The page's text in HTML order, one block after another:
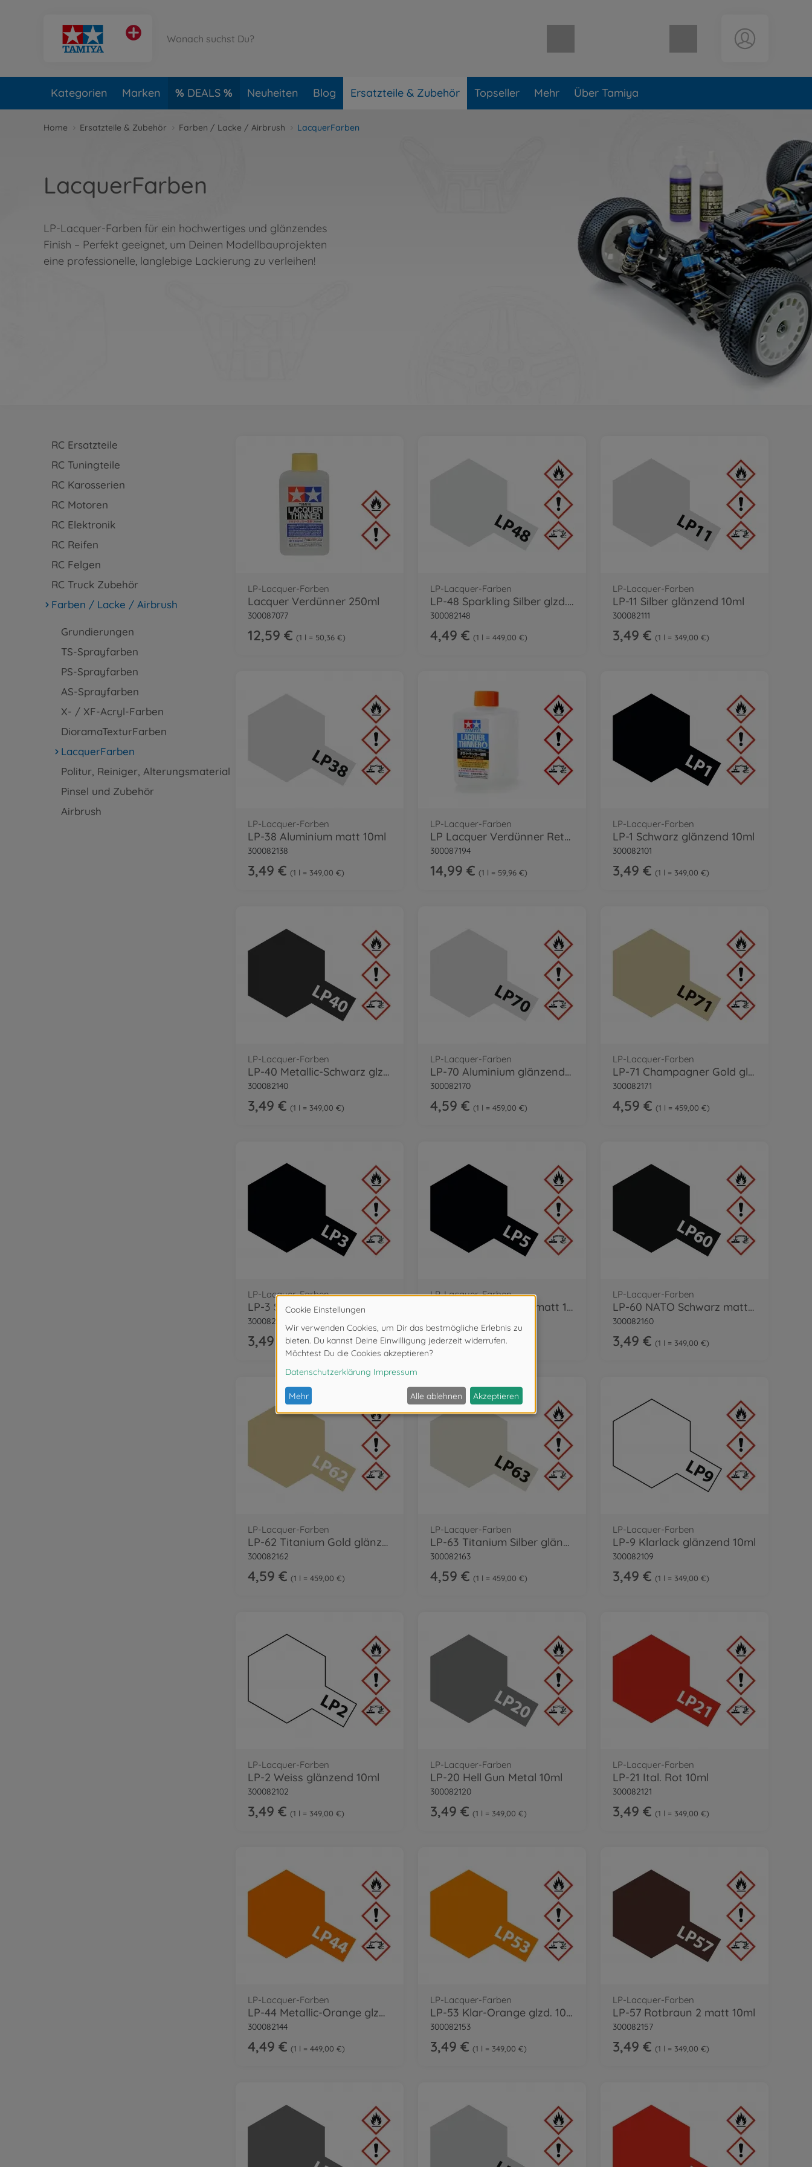
Warenkorb leer
Kategorien Marken DEALS Neuheiten Blog Ersatzteile & Zubehör Topseller Mehr Über Tamiya
Home Ersatzteile & Zubehör Farben / Lacke / Airbrush LacquerFarben
LacquerFarben
LP-Lacquer-Farben für ein hochwertiges und glänzendes
Finish – Perfekt geeignet, um Deinen Modellbauprojekten
eine professionelle, langlebige Lackierung zu verleihen!
RC Ersatzteile
RC Tuningteile
RC Karosserien
RC Motoren
RC Elektronik
RC Reifen
RC Felgen
RC Truck Zubehör
Farben / Lacke / Airbrush
Grundierungen
TS-Sprayfarben
PS-Sprayfarben
AS-Sprayfarben
X- / XF-Acryl-Farben
DioramaTexturFarben
LacquerFarben
Politur, Reiniger, Alterungsmaterial
Pinsel und Zubehör
Airbrush
LP-Lacquer-Farben
Lacquer Verdünner 250ml
300087077
12,59 € 1 l = 50,36 €
LP-Lacquer-Farben
LP-48 Sparkling Silber glzd. 10ml
300082148
4,49 € 1 l = 449,00 €
LP-Lacquer-Farben
LP-11 Silber glänzend 10ml
300082111
3,49 € 1 l = 349,00 €
LP-Lacquer-Farben
LP-38 Aluminium matt 10ml
300082138
3,49 € 1 l = 349,00 €
LP-Lacquer-Farben
LP Lacquer Verdünner Retarder 250ml
300087194
14,99 € 1 l = 59,96 €
LP-Lacquer-Farben
LP-1 Schwarz glänzend 10ml
300082101
3,49 € 1 l = 349,00 €
LP-Lacquer-Farben
LP-40 Metallic-Schwarz glzd. 10ml
300082140
3,49 € 1 l = 349,00 €
LP-Lacquer-Farben
LP-70 Aluminium glänzend 10ml
300082170
4,59 € 1 l = 459,00 €
LP-Lacquer-Farben
LP-71 Champagner Gold glzd. 10ml
300082171
4,59 € 1 l = 459,00 €
LP-Lacquer-Farben
LP-3 Schwarz matt 10ml
300082103
3,49 € 1 l = 349,00 €
LP-Lacquer-Farben
LP-5 Schwarz seidenmatt 10ml
3,49 € 1 l = 349,00 €
LP-Lacquer-Farben
LP-60 NATO Schwarz matt 10ml
300082160
3,49 € 1 l = 349,00 €
LP-Lacquer-Farben
LP-62 Titanium Gold glänzend 10ml
300082162
4,59 € 1 l = 459,00 €
LP-Lacquer-Farben
LP-63 Titanium Silber glänz. 10ml
300082163
4,59 € 1 l = 459,00 €
LP-Lacquer-Farben
LP-9 Klarlack glänzend 10ml
300082109
3,49 € 1 l = 349,00 €
LP-Lacquer-Farben
LP-2 Weiss glänzend 10ml
300082102
3,49 € 1 l = 349,00 €
LP-Lacquer-Farben
LP-20 Hell Gun Metal 10ml
300082120
3,49 € 1 l = 349,00 €
LP-Lacquer-Farben
LP-21 Ital. Rot 10ml
300082121
3,49 € 1 l = 349,00 €
LP-Lacquer-Farben
LP-44 Metallic-Orange glzd. 10ml
300082144
4,49 € 1 l = 449,00 €
LP-Lacquer-Farben
LP-53 Klar-Orange glzd. 10ml
300082153
3,49 € 1 l = 349,00 €
LP-Lacquer-Farben
LP-57 Rotbraun 2 matt 10ml
300082157
3,49 € 1 l = 349,00 €